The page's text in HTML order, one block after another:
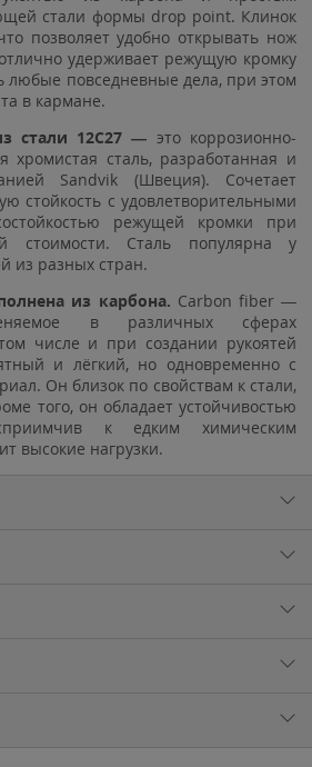
стали формы drop point. Клинок
позволяет удобно открывать нож
удерживает режущую кромку
любые повседневные дела, при этом
в кармане.
стали 12C27 — это коррозионно-
хромистая сталь, разработанная и
Sandvik (Швеция). Сочетает
стойкость с удовлетворительными
режущей кромки при
стоимости. Сталь популярна у
из разных стран.
из карбона. Carbon fiber —
в различных сферах
числе и при создании рукоятей
и лёгкий, но одновременно с
Он близок по свойствам к стали,
того, он обладает устойчивостью
к едким химическим
высокие нагрузки.